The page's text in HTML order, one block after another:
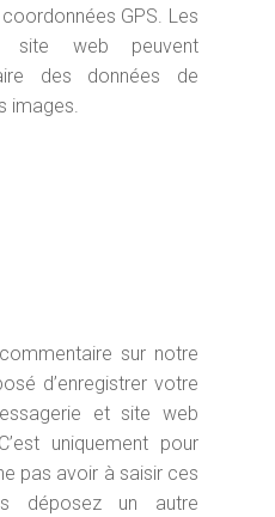
GPS. Les
site web peuvent
des données de
images.
sur notre
d’enregistrer votre
et site web
uniquement pour
pas avoir à saisir ces
déposez un autre